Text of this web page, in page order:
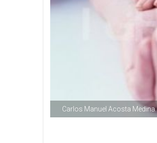
Carlos Manuel Acosta Medina.